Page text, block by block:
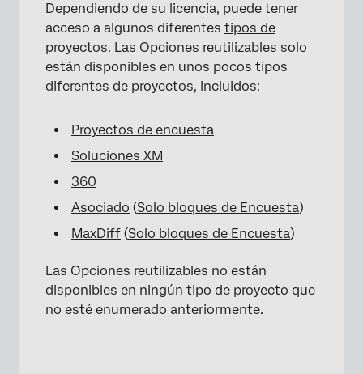
Dependiendo de su licencia, puede tener
acceso a algunos diferentes tipos de
proyectos. Las Opciones reutilizables solo
están disponibles en unos pocos tipos
diferentes de proyectos, incluidos:
Proyectos de encuesta
Soluciones XM
360
Asociado (Solo bloques de Encuesta)
MaxDiff (Solo bloques de Encuesta)
Las Opciones reutilizables no están
disponibles en ningún tipo de proyecto que
no esté enumerado anteriormente.